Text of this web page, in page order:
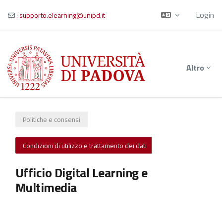
Vai al contenuto principale
: supporto.elearning@unipd.it Login
Altro
Politiche e consensi
Condizioni di utilizzo e trattamento dei dati
Ufficio Digital Learning e
Multimedia